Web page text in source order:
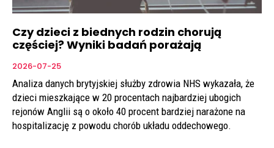
Czy dzieci z biednych rodzin chorują
częściej? Wyniki badań porażają
2026-07-25
Analiza danych brytyjskiej służby zdrowia NHS wykazała, że
dzieci mieszkające w 20 procentach najbardziej ubogich
rejonów Anglii są o około 40 procent bardziej narażone na
hospitalizację z powodu chorób układu oddechowego.